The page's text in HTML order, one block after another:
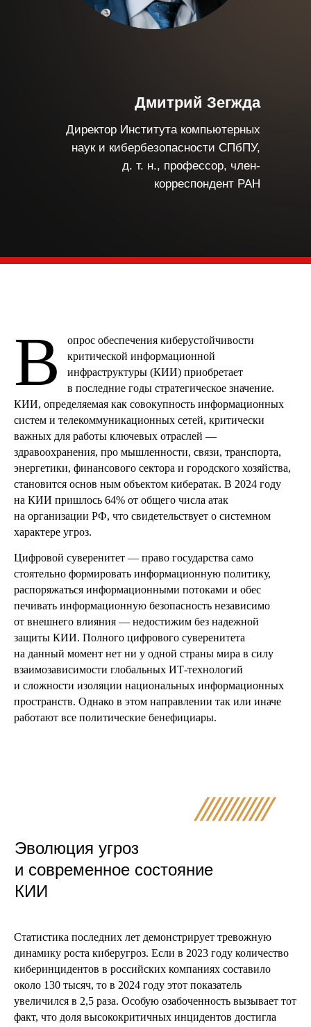
Дмитрий Зегжда
Директор Института компьютерных
наук и кибербезопасности СПбПУ,
д. т. н., профессор, член-
корреспондент РАН
В
опрос обеспечения киберустойчивости
критической информационной
инфраструктуры (КИИ) приобретает
в последние годы стратегическое значение.
КИИ, определяемая как совокупность информационных
систем и телекоммуникационных сетей, критически
важных для работы ключевых отраслей —
здравоохранения, про мышленности, связи, транспорта,
энергетики, финансового сектора и городского хозяйства,
становится основ ным объектом кибератак. В 2024 году
на КИИ пришлось 64% от общего числа атак
на организации РФ, что свидетельствует о системном
характере угроз.
Цифровой суверенитет — право государства само
стоятельно формировать информационную политику,
распоряжаться информационными потоками и обес
печивать информационную безопасность независимо
от внешнего влияния — недостижим без надежной
защиты КИИ. Полного цифрового суверенитета
на данный момент нет ни у одной страны мира в силу
взаимозависимости глобальных ИТ-технологий
и сложности изоляции национальных информационных
пространств. Однако в этом направлении так или иначе
работают все политические бенефициары.
Эволюция угроз
и современное состояние
КИИ
Статистика последних лет демонстрирует тревожную
динамику роста киберугроз. Если в 2023 году количество
киберинцидентов в российских компаниях составило
около 130 тысяч, то в 2024 году этот показатель
увеличился в 2,5 раза. Особую озабоченность вызывает тот
факт, что доля высококритичных инцидентов достигла